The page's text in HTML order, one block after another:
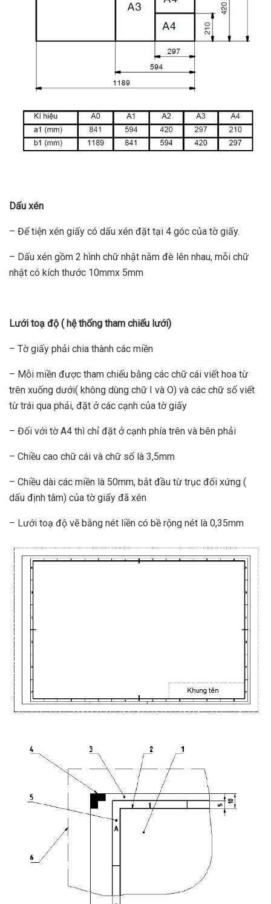
Dấu xén
– Để tiện xén giấy có dấu xén đặt tại 4 góc của tờ giấy.
– Dấu xén gồm 2 hình chữ nhật nằm đè lên nhau, mỗi chữ
nhật có kích thước 10mmx 5mm
Lưới toạ độ ( hệ thống tham chiếu lưới)
– Tờ giấy phải chia thành các miền
– Mỗi miền được tham chiếu bằng các chữ cái viết hoa từ
trên xuống dưới( không dùng chữ I và O) và các chữ số viết
từ trái qua phải, đặt ở các cạnh của tờ giấy
– Đối với tờ A4 thì chỉ đặt ở cạnh phía trên và bên phải
– Chiều cao chữ cái và chữ số là 3,5mm
– Chiều dài các miền là 50mm, bắt đầu từ trục đối xứng (
dấu định tâm) của tờ giấy đã xén
– Lưới toạ độ vẽ bằng nét liền có bề rộng nét là 0,35mm